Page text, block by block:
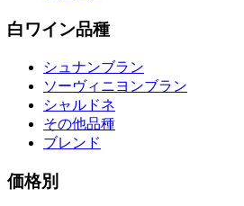
白ワイン品種
シュナンブラン
ソーヴィニヨンブラン
シャルドネ
その他品種
ブレンド
価格別